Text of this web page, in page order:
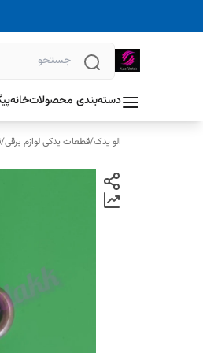
دسته‌بندی محصولاتخانه
الو یدک/قطعات یدکی لوازم برقی/